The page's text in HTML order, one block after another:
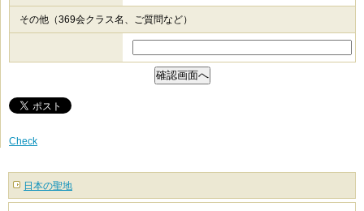
その他（369会クラス名、ご質問など）
Check
日本の聖地